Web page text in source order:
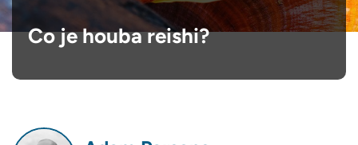
Co je houba reishi?